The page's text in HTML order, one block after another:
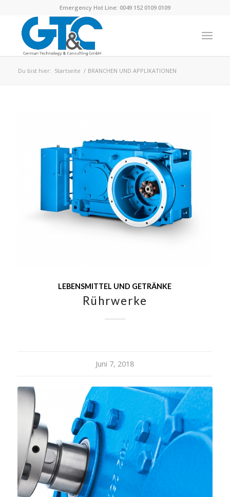
Emergency Hot Line: 0049 152 0109 0109
Du bist hier: Startseite / BRANCHEN UND APPLIKATIONEN
LEBENSMITTEL UND GETRÄNKE
Rührwerke
Juni 7, 2018